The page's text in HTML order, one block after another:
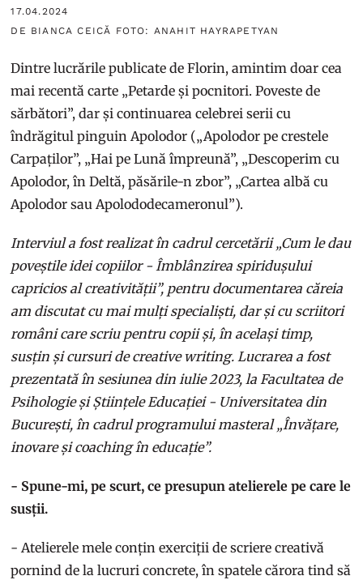
17.04.2024
DE BIANCA CEICĂ FOTO: ANAHIT HAYRAPETYAN
Dintre lucrările publicate de Florin, amintim doar cea
mai recentă carte „Petarde și pocnitori. Poveste de
sărbători”, dar și continuarea celebrei serii cu
îndrăgitul pinguin Apolodor („Apolodor pe crestele
Carpaților”, „Hai pe Lună împreună”, „Descoperim cu
Apolodor, în Deltă, păsările-n zbor”, „Cartea albă cu
Apolodor sau Apolododecameronul”).
Interviul a fost realizat în cadrul cercetării „Cum le dau
poveștile idei copiilor - Îmblânzirea spiridușului
capricios al creativității”, pentru documentarea căreia
am discutat cu mai mulți specialiști, dar și cu scriitori
români care scriu pentru copii și, în același timp,
susțin și cursuri de creative writing. Lucrarea a fost
prezentată în sesiunea din iulie 2023, la Facultatea de
Psihologie și Științele Educației - Universitatea din
București, în cadrul programului masteral „Învățare,
inovare și coaching în educație”.
- Spune-mi, pe scurt, ce presupun atelierele pe care le
susții.
- Atelierele mele conțin exerciții de scriere creativă
pornind de la lucruri concrete, în spatele cărora tind să